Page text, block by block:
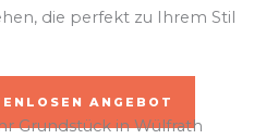
die perfekt zu Ihrem Stil
ANGEBOT
Grundstück in Wülfrath